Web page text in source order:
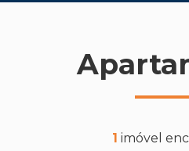
1 imóvel